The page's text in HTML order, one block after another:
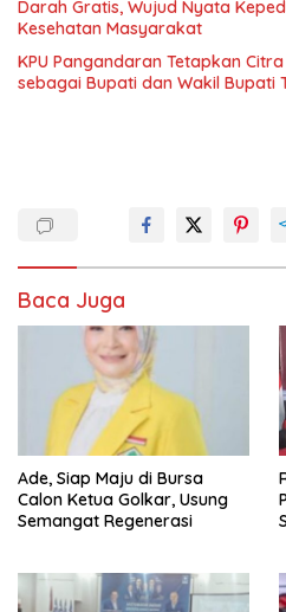
Darah Gratis, Wujud Nyata
Kesehatan Masyarakat
KPU Pangandaran Tetapkan
sebagai Bupati dan Wakil Bupati
Baca Juga
Ade, Siap Maju di Bursa
Calon Ketua Golkar, Usung
Semangat Regenerasi